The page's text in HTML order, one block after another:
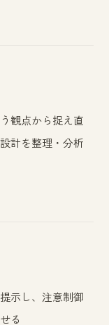
観点から捉え直
計を整理・分析
示し、注意制御
る